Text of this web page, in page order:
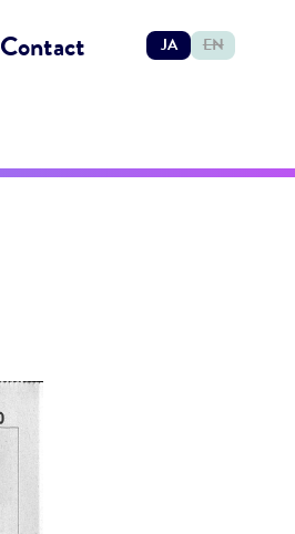
Contact JA EN